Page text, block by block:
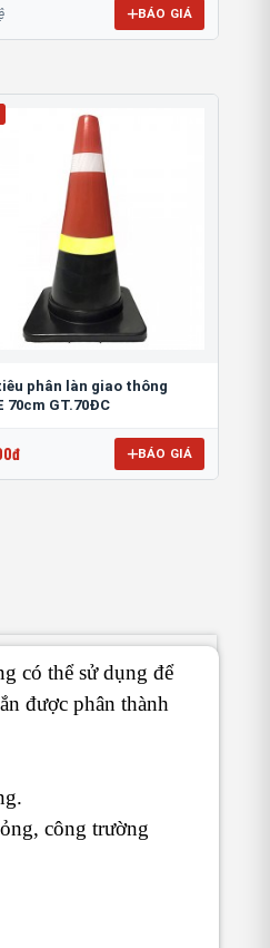
BÁO GIÁ
phân làn giao thông
70cm GT.70ĐC
BÁO GIÁ
có thể sử dụng để
được phân thành
công trường